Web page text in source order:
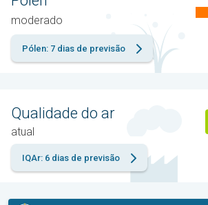
moderado
Pólen: 7 dias de previsão
Qualidade do ar
atual
IQAr: 6 dias de previsão